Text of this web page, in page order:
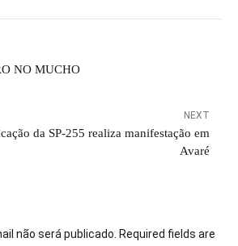
NO MUCHO
NEXT
da SP-255 realiza manifestação em
Avaré
não será publicado. Required fields are